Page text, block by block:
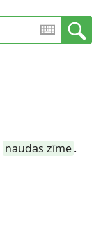
naudas zīme.